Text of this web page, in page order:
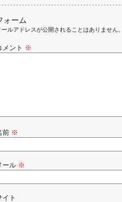
ォーム
ールアドレスが公開されることはありません。
メント ※
前 ※
ール ※
イト